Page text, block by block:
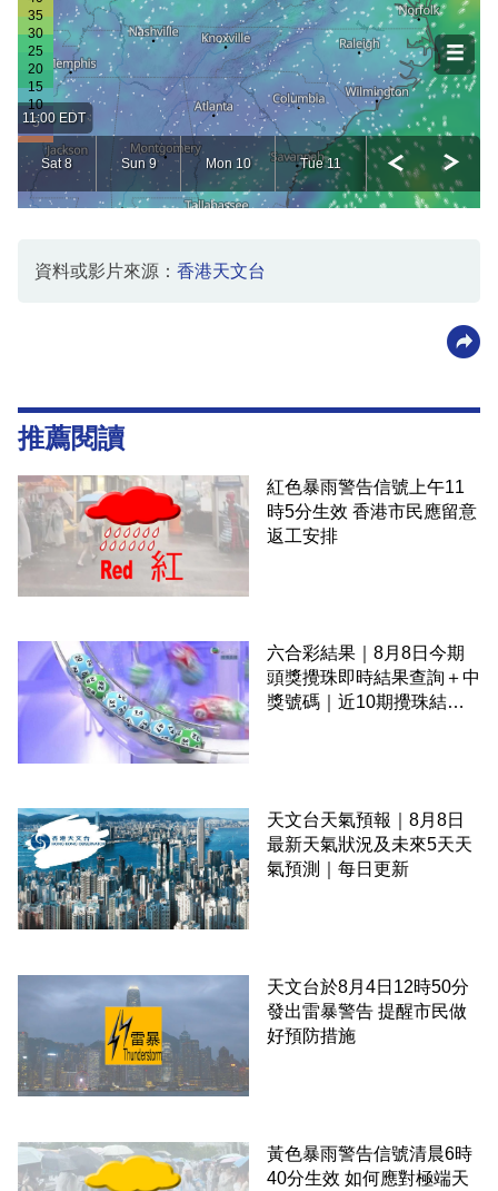
資料或影片來源： 香港天文台
推薦閱讀
紅色暴雨警告信號上午11
時5分生效 香港市民應留意
返工安排
六合彩結果｜8月8日今期
頭獎攪珠即時結果查詢＋中
獎號碼｜近10期攪珠結果
天文台天氣預報｜8月8日
最新天氣狀況及未來5天天
氣預測｜每日更新
天文台於8月4日12時50分
發出雷暴警告 提醒市民做
好預防措施
黃色暴雨警告信號清晨6時
40分生效 如何應對極端天